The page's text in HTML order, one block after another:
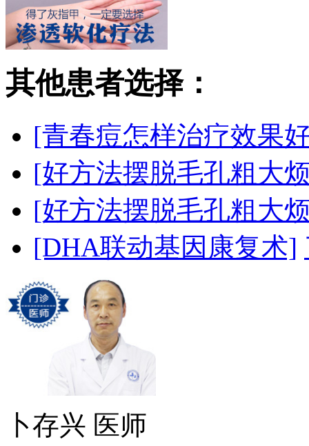
其他患者选择：
[青春痘怎样治疗效果
[好方法摆脱毛孔粗大
[好方法摆脱毛孔粗大
[DHA联动基因康复术]
卜存兴 医师